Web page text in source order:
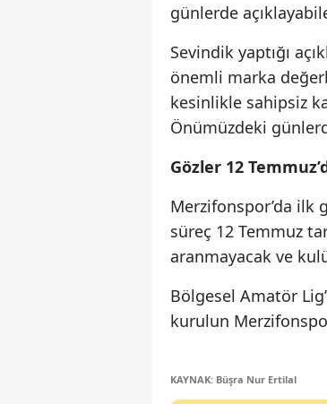
günlerde
Sevindik yaptığı
önemli marka
kesinlikle sahipsiz
Önümüzdeki
Gözler 12
Merzifonspor’da ilk
süreç 12 Temmuz
aranmayacak ve
Bölgesel Amatör
kurulun
KAYNAK: Büşra Nur Ertilal